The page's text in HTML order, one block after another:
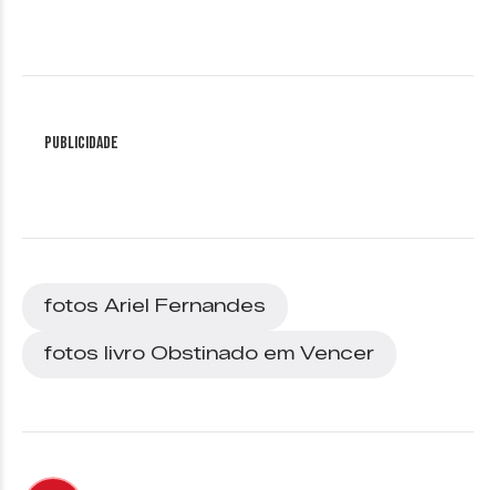
Publicidade
fotos Ariel Fernandes
fotos livro Obstinado em Vencer